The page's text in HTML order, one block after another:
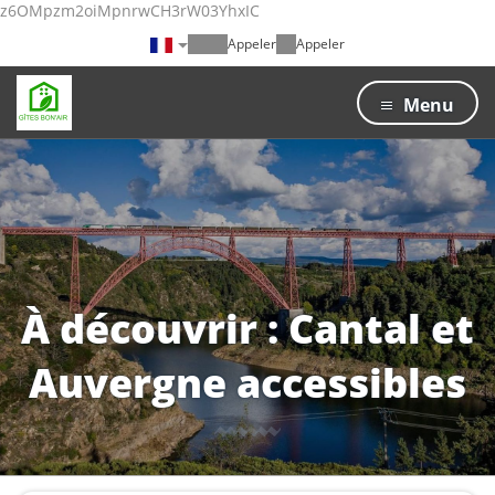
z6OMpzm2oiMpnrwCH3rW03YhxIC
Appeler Appeler
Menu
À découvrir : Cantal et
Auvergne accessibles